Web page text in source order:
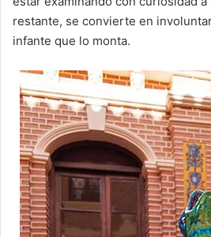
restante, se convierte en
infante que lo monta.